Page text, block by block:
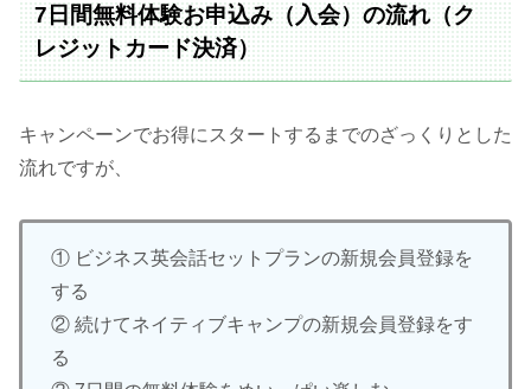
7日間無料体験お申込み（入会）の流れ（ク
レジットカード決済）
キャンペーンでお得にスタートするまでのざっくりとした
流れですが、
① ビジネス英会話セットプランの新規会員登録を
する
② 続けてネイティブキャンプの新規会員登録をす
る